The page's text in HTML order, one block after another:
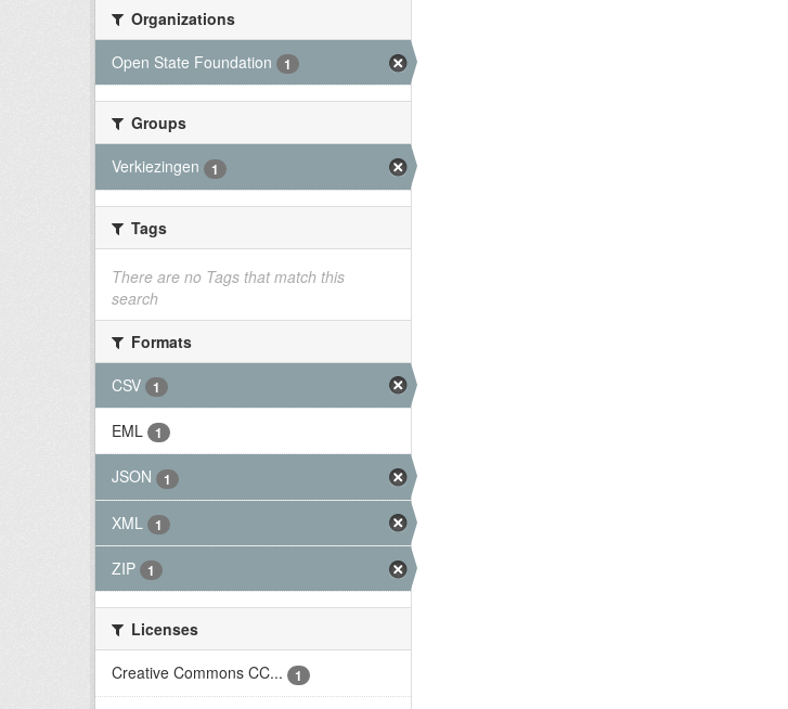
Organizations
Open State Foundation
1
Groups
Verkiezingen
1
Tags
There are no Tags that match this
search
Formats
CSV
1
EML 1
JSON 1
XML 1
ZIP 1
Licenses
Creative Commons CC...
1